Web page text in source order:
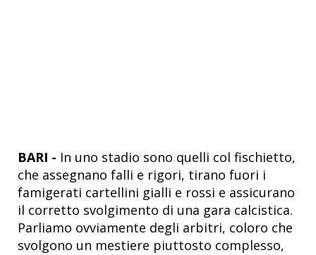
BARI - In uno stadio sono quelli col fischietto,
che assegnano falli e rigori, tirano fuori i
famigerati cartellini gialli e rossi e assicurano
il corretto svolgimento di una gara calcistica.
Parliamo ovviamente degli arbitri, coloro che
svolgono un mestiere piuttosto complesso,